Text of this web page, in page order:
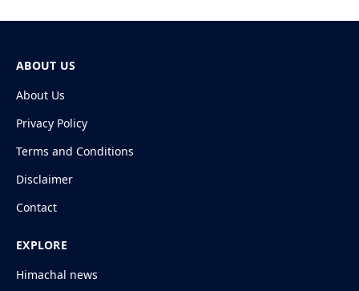
ABOUT US
About Us
Privacy Policy
Terms and Conditions
Disclaimer
Contact
EXPLORE
Himachal news